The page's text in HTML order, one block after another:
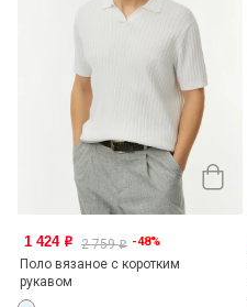
1 424 o 2 759o -48%
Поло вязаное с коротким
рукавом